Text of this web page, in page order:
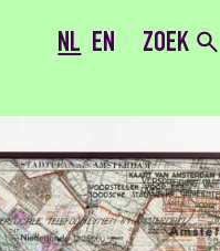
NL EN ZOEK